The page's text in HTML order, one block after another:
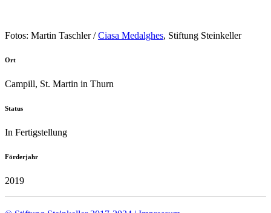
Fotos: Martin Taschler /Ciasa Medalghes, Stiftung Steinkeller
Ort
Campill, St. Martin in Thurn
Status
In Fertigstellung
Förderjahr
2019